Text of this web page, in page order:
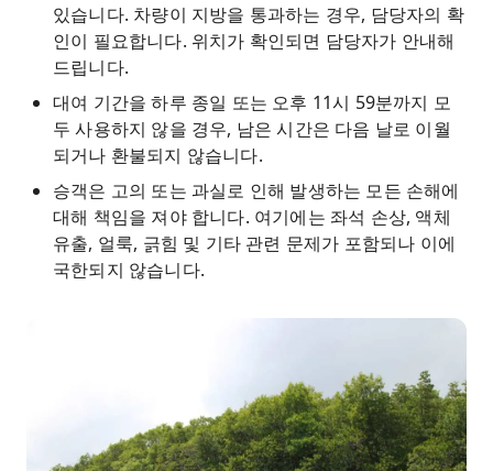
있습니다. 차량이 지방을 통과하는 경우, 담당자의 확
인이 필요합니다. 위치가 확인되면 담당자가 안내해
드립니다.
대여 기간을 하루 종일 또는 오후 11시 59분까지 모
두 사용하지 않을 경우, 남은 시간은 다음 날로 이월
되거나 환불되지 않습니다.
승객은 고의 또는 과실로 인해 발생하는 모든 손해에
대해 책임을 져야 합니다. 여기에는 좌석 손상, 액체
유출, 얼룩, 긁힘 및 기타 관련 문제가 포함되나 이에
국한되지 않습니다.